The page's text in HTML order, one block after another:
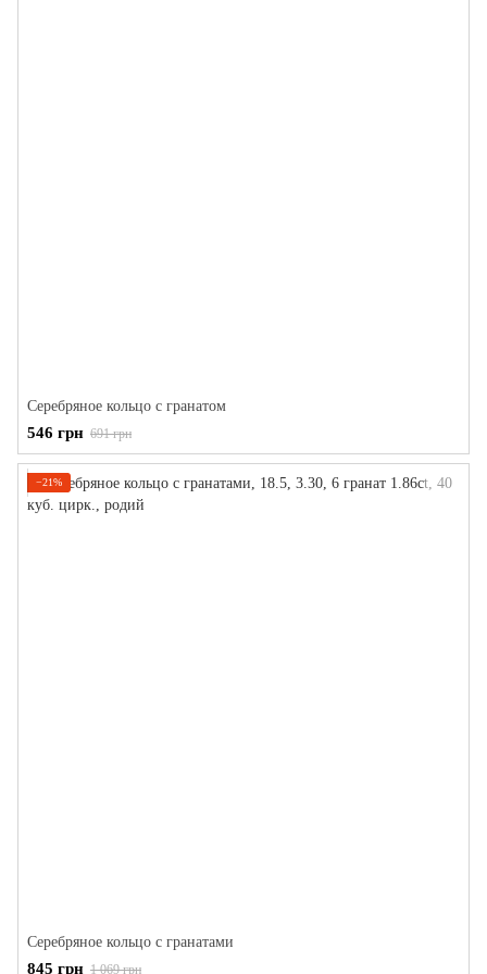
Серебряное кольцо с гранатом
546 грн 691 грн
−21%
Серебряное кольцо с гранатами
845 грн 1 069 грн